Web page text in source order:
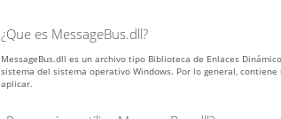
¿Que es MessageBus.dll?
MessageBus.dll es un archivo tipo Biblioteca de Enlaces
sistema del sistema operativo Windows. Por lo general,
aplicar.